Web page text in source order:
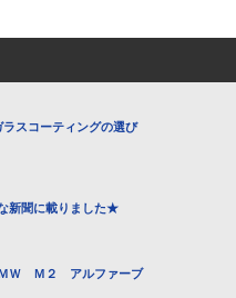
スコーティングの選び
新聞に載りました★
Ｗ Ｍ２ アルファーブ